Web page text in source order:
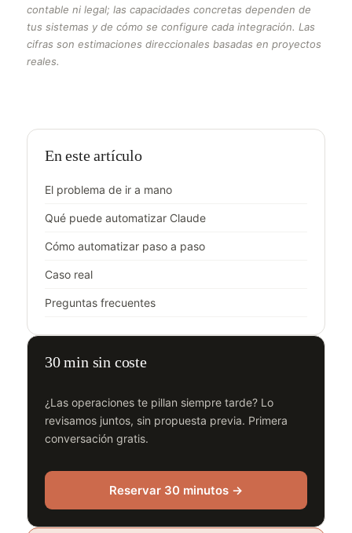
contable ni legal; las capacidades concretas dependen de
tus sistemas y de cómo se configure cada integración. Las
cifras son estimaciones direccionales basadas en proyectos
reales.
En este artículo
El problema de ir a mano
Qué puede automatizar Claude
Cómo automatizar paso a paso
Caso real
Preguntas frecuentes
30 min sin coste
¿Las operaciones te pillan siempre tarde? Lo
revisamos juntos, sin propuesta previa. Primera
conversación gratis.
Reservar 30 minutos →